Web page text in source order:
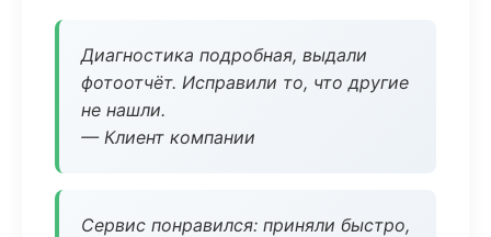
Диагностика подробная, выдали
фотоотчёт. Исправили то, что другие
не нашли.
— Клиент компании
Сервис понравился: приняли быстро,